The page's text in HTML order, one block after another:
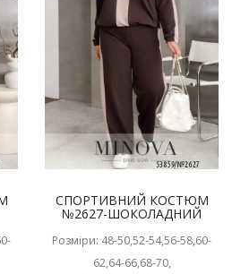
СПОРТИВНИЙ КОСТЮМ
№2627-ШОКОЛАДНИЙ
Розміри: 48-50,52-54,56-58,60-
62,64-66,68-70,